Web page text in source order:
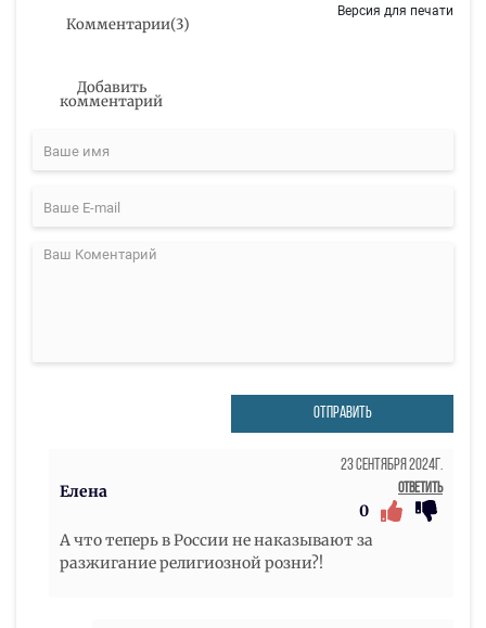
Комментарии(3)
Версия для печати
Добавить
комментарий
ОТПРАВИТЬ
Елена
23 Сентября 2024г.
Ответить
0
А что теперь в России не наказывают за
разжигание религиозной розни?!